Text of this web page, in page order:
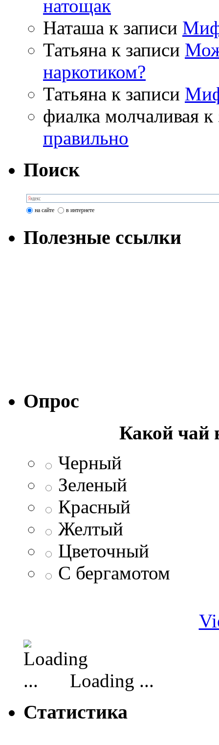
натощак
Наташа к записи
Татьяна к записи
наркотиком?
Татьяна к записи
фиалка молчаливая к
правильно
Поиск
на сайте в интернете
Полезные ссылки
Опрос
Какой чай
Черный
Зеленый
Красный
Желтый
Цветочный
С бергамотом
Loading ...
Статистика